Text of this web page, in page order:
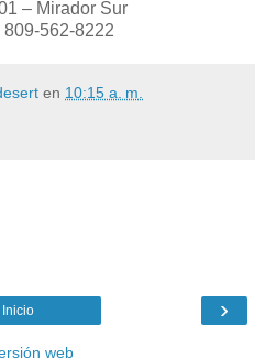
– Mirador Sur
562-8222
en 10:15 a. m.
›
Inicio
web